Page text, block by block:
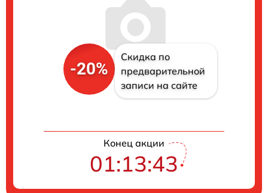
-20%
Скидка по
предварительной
записи на сайте
Конец акции
01:13:42